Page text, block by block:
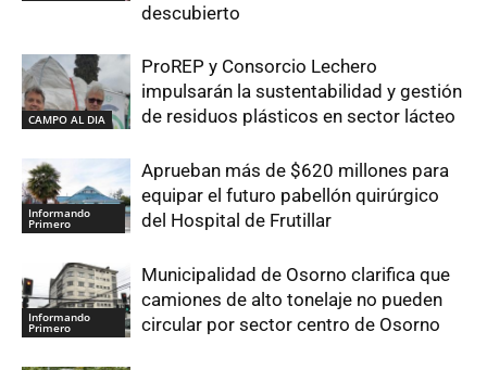
descubierto
CAMPO AL DIA
ProREP y Consorcio Lechero
impulsarán la sustentabilidad y gestión
de residuos plásticos en sector lácteo
Informando
Primero
Aprueban más de $620 millones para
equipar el futuro pabellón quirúrgico
del Hospital de Frutillar
Informando
Primero
Municipalidad de Osorno clarifica que
camiones de alto tonelaje no pueden
circular por sector centro de Osorno